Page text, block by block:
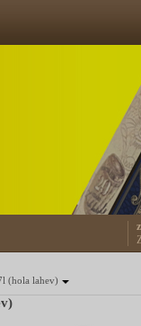
(hola lahev)